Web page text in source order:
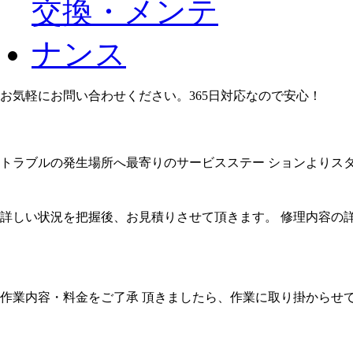
お気軽にお問い合わせください。365日対応なので安心！
トラブルの発生場所へ最寄りのサービスステー ションよりス
詳しい状況を把握後、お見積りさせて頂きます。 修理内容の
作業内容・料金をご了承 頂きましたら、作業に取り掛からせ